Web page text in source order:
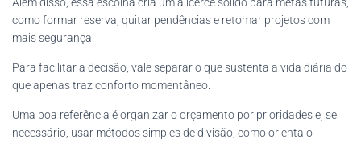
como formar reserva, quitar pendências e retomar projetos com
mais segurança.
Para facilitar a decisão, vale separar o que sustenta a vida diária do
que apenas traz conforto momentâneo.
Uma boa referência é organizar o orçamento por prioridades e, se
necessário, usar métodos simples de divisão, como orienta o